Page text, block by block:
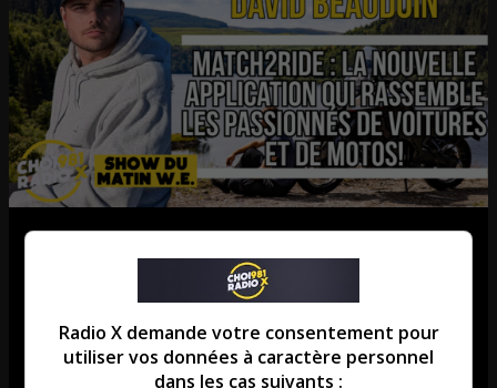
Match2Ride : l’application qui
révolutionne les rassemblements
de voitures et de motos!
L’entrevue avec David Beaudoin
Radio X demande votre consentement pour
utiliser vos données à caractère personnel
dans les cas suivants :